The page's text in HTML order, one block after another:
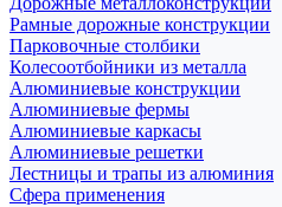
Рамные дорожные конструкции
Парковочные столбики
Колесоотбойники из металла
Алюминиевые конструкции
Алюминиевые фермы
Алюминиевые каркасы
Алюминиевые решетки
Лестницы и трапы из алюминия
Сфера применения